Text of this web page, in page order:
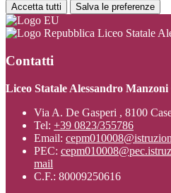
Accetta tutti Salva le preferenze
Liceo Statale
Contatti
Liceo Statale Alessandro Manzoni
Via A. De Gasperi , 8100
Tel: +39 0823/355786
Email:
PEC:
mail
C.F.: 80009250616